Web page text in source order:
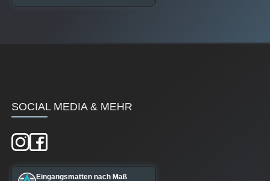
SOCIAL MEDIA & MEHR
Eingangsmatten nach Maß